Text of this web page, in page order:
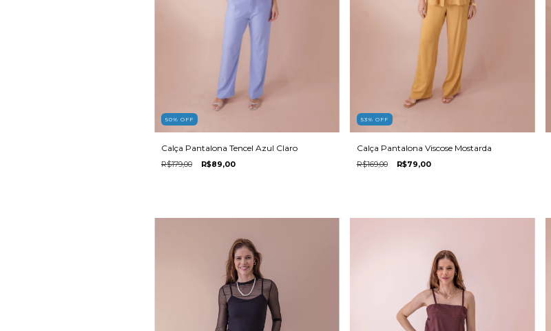
50% OFF
Calça Pantalona Tencel Azul Claro
R$179,00 R$89,00
53% OFF
Calça Pantalona Viscose Mostarda
R$169,00 R$79,00